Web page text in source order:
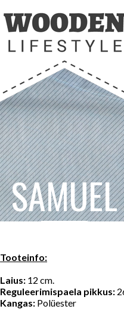
SAMUEL
Tooteinfo:
Laius: 12 cm.
Reguleerimispaela pikkus:
Kangas: Polüester